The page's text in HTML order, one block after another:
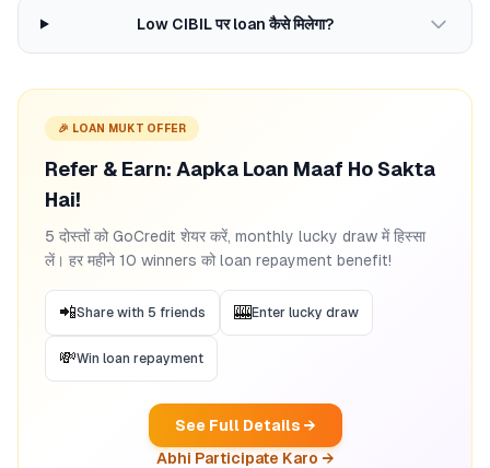
Low CIBIL पर loan कैसे मिलेगा?
🎉 LOAN MUKT OFFER
Refer & Earn: Aapka Loan Maaf Ho Sakta
Hai!
5 दोस्तों को GoCredit शेयर करें, monthly lucky draw में हिस्सा
लें। हर महीने 10 winners को loan repayment benefit!
📲Share with 5 friends 🎰Enter lucky draw
💸Win loan repayment
See Full Details →
Abhi Participate Karo →